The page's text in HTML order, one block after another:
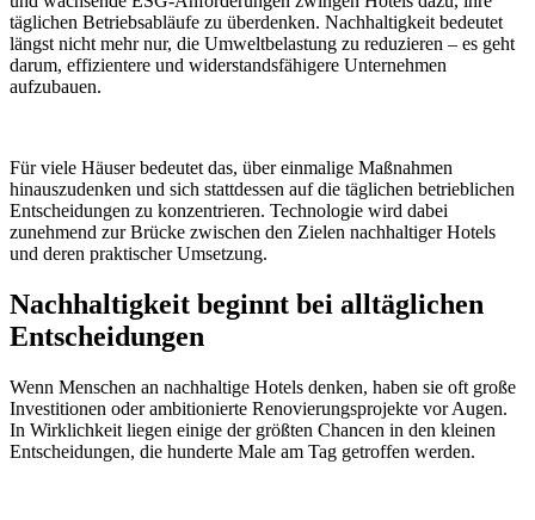
täglichen Betriebsabläufe zu überdenken. Nachhaltigkeit bedeutet
längst nicht mehr nur, die Umweltbelastung zu reduzieren – es geht
darum, effizientere und widerstandsfähigere Unternehmen
aufzubauen.
Für viele Häuser bedeutet das, über einmalige Maßnahmen
hinauszudenken und sich stattdessen auf die täglichen betrieblichen
Entscheidungen zu konzentrieren. Technologie wird dabei
zunehmend zur Brücke zwischen den Zielen nachhaltiger Hotels
und deren praktischer Umsetzung.
Nachhaltigkeit beginnt bei alltäglichen
Entscheidungen
Wenn Menschen an nachhaltige Hotels denken, haben sie oft große
Investitionen oder ambitionierte Renovierungsprojekte vor Augen.
In Wirklichkeit liegen einige der größten Chancen in den kleinen
Entscheidungen, die hunderte Male am Tag getroffen werden.